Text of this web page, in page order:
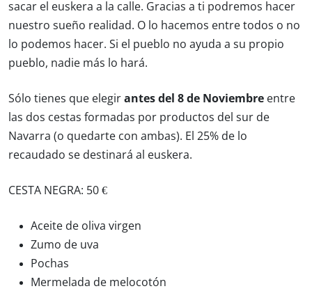
sacar el euskera a la calle. Gracias a ti podremos hacer
nuestro sueño realidad. O lo hacemos entre todos o no
lo podemos hacer. Si el pueblo no ayuda a su propio
pueblo, nadie más lo hará.
Sólo tienes que elegir antes del 8 de Noviembre entre
las dos cestas formadas por productos del sur de
Navarra (o quedarte con ambas). El 25% de lo
recaudado se destinará al euskera.
CESTA NEGRA: 50 €
Aceite de oliva virgen
Zumo de uva
Pochas
Mermelada de melocotón